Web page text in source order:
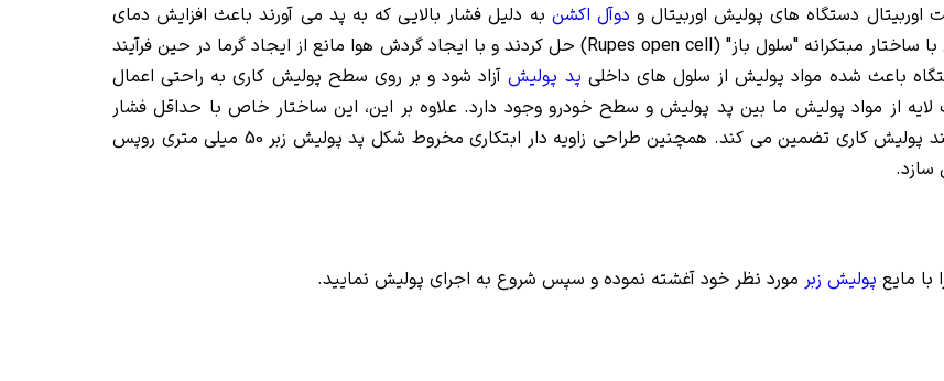
دستگاه های پولیش اوربیتال و دوآل اکشن به دلیل فشار بالایی که به پد می آورند باعث افزایش دمای
داخلی پدها می شدند که این موضوع را پدهای جدید روپس با ساختار مبتکرانه "سلول باز" (Rupes open cell) حل کردند و با ایجاد گردش هوا مانع از ایجاد گرما در حین فرآیند
باعث شده مواد پولیش از سلول های داخلی پد پولیشآزاد شود و بر روی سطح پولیش کاری به راحتی اعمال
از مواد پولیش ما بین پد پولیش و سطح خودرو وجود دارد. علاوه بر این، این ساختار خاص با حداقل فشار
عمودی رو به پایین از طرف اپراتور، حداکثر کارایی را در فرایند پولیش کاری تضمین می کند. همچنین طراحی زاویه دار ابتکاری مخروط شکل پد پولیش زبر 50 میلی متری روپس
مایع پولیش زبر مورد نظر خود آغشته نموده و سپس شروع به اجرای پولیش نمایید.